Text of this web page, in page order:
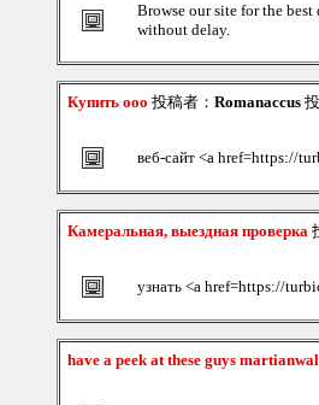
Browse our site for the
without delay.
Купить ооо 投稿者： Romanaccus
веб-сайт <a href=https://
Камеральная, выездная проверка
узнать <a href=https://
have a peek at these guys